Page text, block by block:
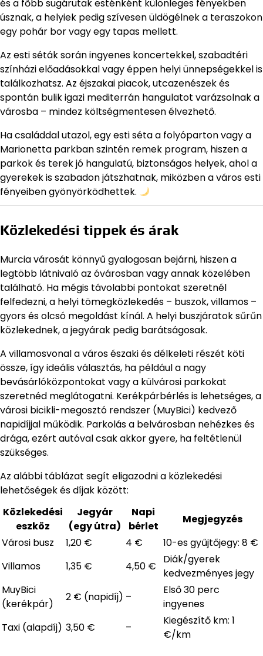
és a főbb sugárutak esténként különleges fényekben
úsznak, a helyiek pedig szívesen üldögélnek a teraszokon
egy pohár bor vagy egy tapas mellett.
Az esti séták során ingyenes koncertekkel, szabadtéri
színházi előadásokkal vagy éppen helyi ünnepségekkel is
találkozhatsz. Az éjszakai piacok, utcazenészek és
spontán bulik igazi mediterrán hangulatot varázsolnak a
városba – mindez költségmentesen élvezhető.
Ha családdal utazol, egy esti séta a folyóparton vagy a
Marionetta parkban szintén remek program, hiszen a
parkok és terek jó hangulatú, biztonságos helyek, ahol a
gyerekek is szabadon játszhatnak, miközben a város esti
fényeiben gyönyörködhettek.
Közlekedési tippek és árak
Murcia városát könnyű gyalogosan bejárni, hiszen a
legtöbb látnivaló az óvárosban vagy annak közelében
található. Ha mégis távolabbi pontokat szeretnél
felfedezni, a helyi tömegközlekedés – buszok, villamos –
gyors és olcsó megoldást kínál. A helyi buszjáratok sűrűn
közlekednek, a jegyárak pedig barátságosak.
A villamosvonal a város északi és délkeleti részét köti
össze, így ideális választás, ha például a nagy
bevásárlóközpontokat vagy a külvárosi parkokat
szeretnéd meglátogatni. Kerékpárbérlés is lehetséges, a
városi bicikli-megosztó rendszer (MuyBici) kedvező
napidíjjal működik. Parkolás a belvárosban nehézkes és
drága, ezért autóval csak akkor gyere, ha feltétlenül
szükséges.
Az alábbi táblázat segít eligazodni a közlekedési
lehetőségek és díjak között:
Közlekedési
eszköz
Jegyár
(egy útra)
Napi
bérlet
Megjegyzés
Városi busz
1,20 € 4 €
10-es gyűjtőjegy: 8 €
Villamos
1,35 € 4,50 €
Diák/gyerek
kedvezményes jegy
MuyBici
(kerékpár)
2 € (napidíj) –
Első 30 perc
ingyenes
Taxi (alapdíj) 3,50 € –
Kiegészítő km: 1
€/km